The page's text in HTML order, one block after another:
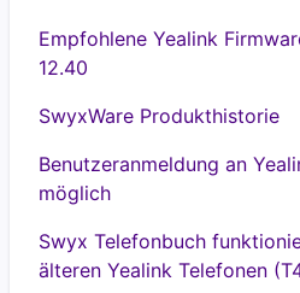
Empfohlene Yealink
12.40
SwyxWare Produkthistorie
Benutzeranmeldung an
möglich
Swyx Telefonbuch
älteren Yealink Telefonen